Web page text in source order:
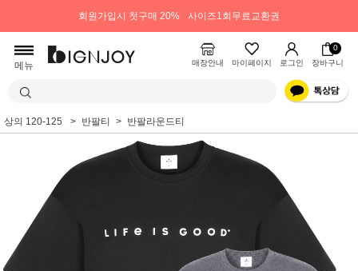
회원가입시 첫구매 20% 사이즈1회무료교환권
메뉴 매장안내 마이페이지 로그인
0
장바구니
상의 120-125 반팔티 반팔라운드티